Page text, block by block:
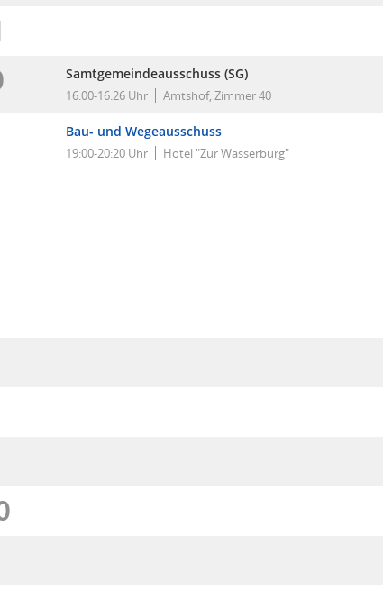
Samtgemeindeausschuss (SG)
16:00-16:26 Uhr Amtshof, Zimmer 40
Bau- und Wegeausschuss
19:00-20:20 Uhr Hotel "Zur Wasserburg"